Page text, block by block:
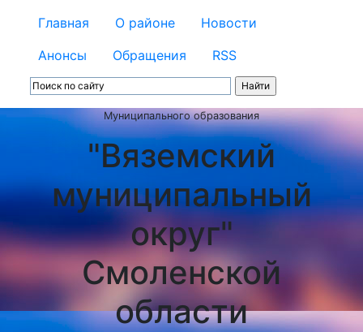
Главная О районе
Новости
Анонсы
Обращения RSS
Муниципального образования
"Вяземский
муниципальный
округ"
Смоленской
области